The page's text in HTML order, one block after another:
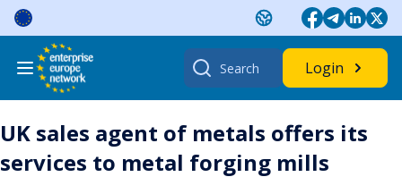
Skip
content
Search
for:
Login
UK sales agent of metals offers its
services to metal forging mills